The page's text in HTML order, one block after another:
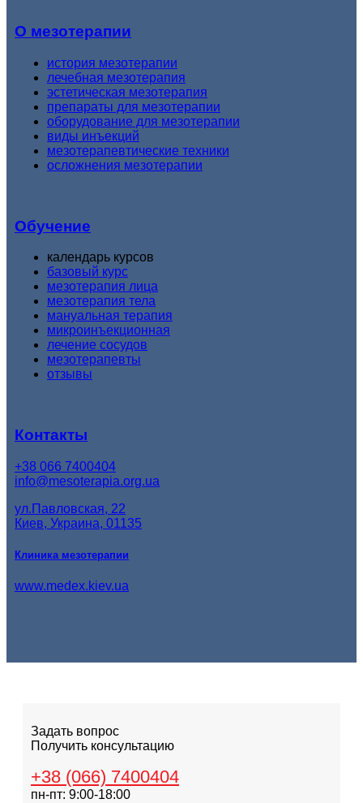
О мезотерапии
история мезотерапии
лечебная мезотерапия
эстетическая мезотерапия
препараты для мезотерапии
оборудование для мезотерапии
виды инъекций
мезотерапевтические техники
осложнения мезотерапии
Обучение
календарь курсов
базовый курс
мезотерапия лица
мезотерапия тела
мануальная терапия
микроинъекционная
лечение сосудов
мезотерапевты
отзывы
Контакты
+38 066 7400404
info@mesoterapia.org.ua
ул.Павловская, 22
Киев, Украина, 01135
Клиника мезотерапии
www.medex.kiev.ua
Задать вопрос
Получить консультацию
+38 (066) 7400404
пн-пт: 9:00-18:00